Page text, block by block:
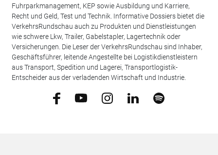
Fuhrparkmanagement, KEP sowie Ausbildung und Karriere,
Recht und Geld, Test und Technik. Informative Dossiers bietet die
VerkehrsRundschau auch zu Produkten und Dienstleistungen
wie schwere Lkw, Trailer, Gabelstapler, Lagertechnik oder
Versicherungen. Die Leser der VerkehrsRundschau sind Inhaber,
Geschäftsführer, leitende Angestellte bei Logistikdienstleistern
aus Transport, Spedition und Lagerei, Transportlogistik-
Entscheider aus der verladenden Wirtschaft und Industrie.